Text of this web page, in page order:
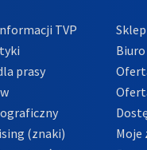
TVP
prasy
(znaki)
Moje